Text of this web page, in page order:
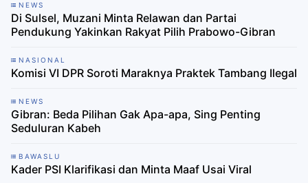
NEWS
Di Sulsel, Muzani Minta Relawan dan Partai
Pendukung Yakinkan Rakyat Pilih Prabowo-Gibran
NASIONAL
Komisi VI DPR Soroti Maraknya Praktek Tambang Ilegal
NEWS
Gibran: Beda Pilihan Gak Apa-apa, Sing Penting
Seduluran Kabeh
BAWASLU
Kader PSI Klarifikasi dan Minta Maaf Usai Viral